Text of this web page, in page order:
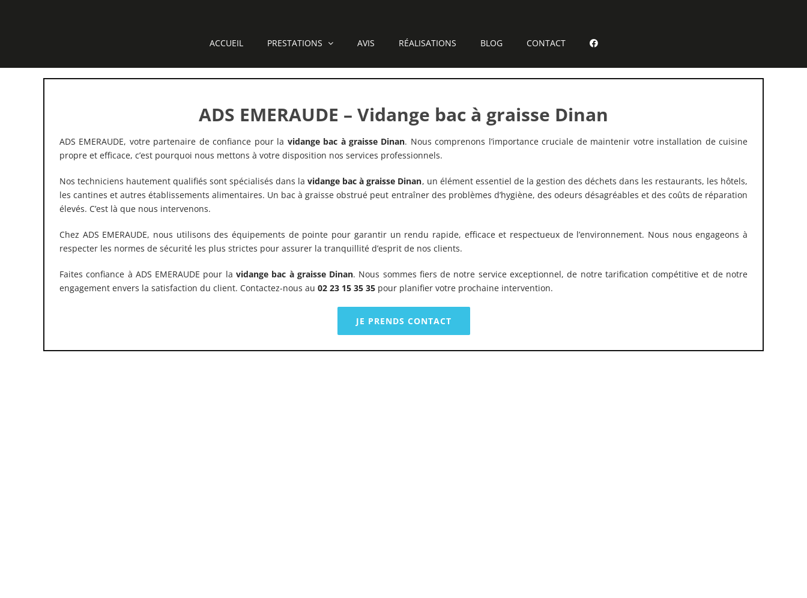
ACCUEIL PRESTATIONS AVIS RÉALISATIONS BLOG CONTACT
ADS EMERAUDE – Vidange bac à graisse Dinan
ADS EMERAUDE, votre partenaire de confiance pour la vidange bac à graisse Dinan. Nous comprenons l’importance cruciale de maintenir votre installation de cuisine
propre et efficace, c’est pourquoi nous mettons à votre disposition nos services professionnels.
Nos techniciens hautement qualifiés sont spécialisés dans lavidange bac à graisse Dinan, un élément essentiel de la gestion des déchets dans les restaurants, les hôtels,
les cantines et autres établissements alimentaires. Un bac à graisse obstrué peut entraîner des problèmes d’hygiène, des odeurs désagréables et des coûts de réparation
élevés. C’est là que nous intervenons.
Chez ADS EMERAUDE, nous utilisons des équipements de pointe pour garantir un rendu rapide, efficace et respectueux de l’environnement. Nous nous engageons à
respecter les normes de sécurité les plus strictes pour assurer la tranquillité d’esprit de nos clients.
Faites confiance à ADS EMERAUDE pour la vidange bac à graisse Dinan. Nous sommes fiers de notre service exceptionnel, de notre tarification compétitive et de notre
engagement envers la satisfaction du client. Contactez-nous au 02 23 15 35 35 pour planifier votre prochaine intervention.
JE PRENDS CONTACT